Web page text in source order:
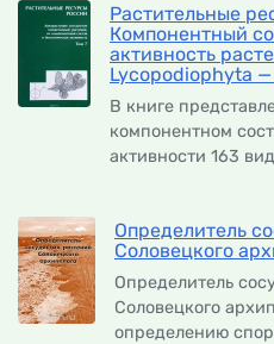
Растительные
Компонентный
активность
Lycopodiophyta
В книге
компонентном
активности 163
Определитель
Соловецкого
Определитель
Соловецкого
определению